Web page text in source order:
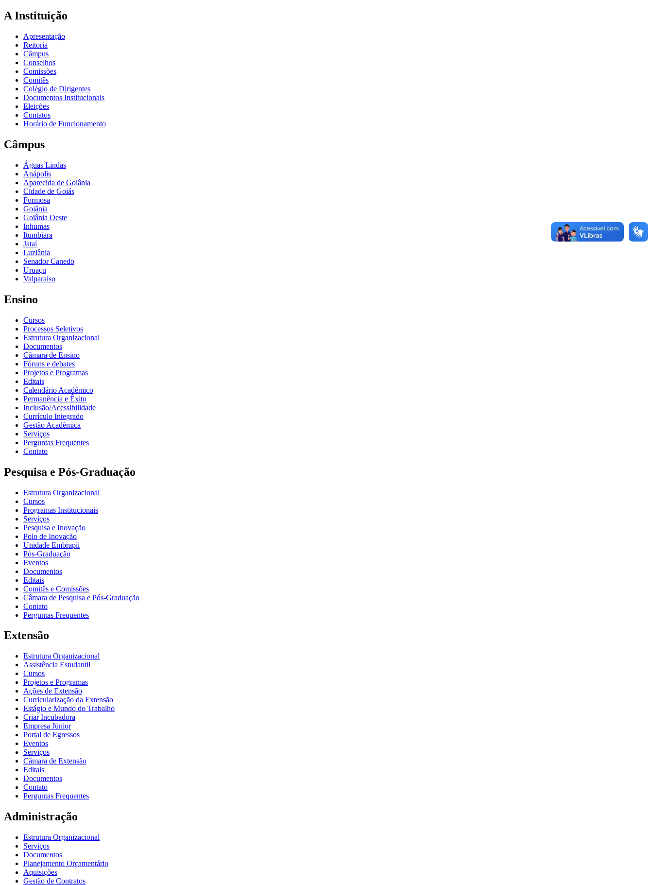
A Instituição
Apresentação
Reitoria
Câmpus
Conselhos
Comissões
Comitês
Colégio de Dirigentes
Documentos Institucionais
Eleições
Contatos
Horário de Funcionamento
Câmpus
Águas Lindas
Anápolis
Aparecida de Goiânia
Cidade de Goiás
Formosa
Goiânia
Goiânia Oeste
Inhumas
Itumbiara
Jataí
Luziânia
Senador Canedo
Uruaçu
Valparaíso
Ensino
Cursos
Processos Seletivos
Estrutura Organizacional
Documentos
Câmara de Ensino
Fóruns e debates
Projetos e Programas
Editais
Calendário Acadêmico
Permanência e Êxito
Inclusão/Acessibilidade
Currículo Integrado
Gestão Acadêmica
Serviços
Perguntas Frequentes
Contato
Pesquisa e Pós-Graduação
Estrutura Organizacional
Cursos
Programas Institucionais
Serviços
Pesquisa e Inovação
Polo de Inovação
Unidade Embrapii
Pós-Graduação
Eventos
Documentos
Editais
Comitês e Comissões
Câmara de Pesquisa e Pós-Graduação
Contato
Perguntas Frequentes
Extensão
Estrutura Organizacional
Assistência Estudantil
Cursos
Projetos e Programas
Ações de Extensão
Curricularização da Extensão
Estágio e Mundo do Trabalho
Criar Incubadora
Empresa Júnior
Portal de Egressos
Eventos
Serviços
Câmara de Extensão
Editais
Documentos
Contato
Perguntas Frequentes
Administração
Estrutura Organizacional
Serviços
Documentos
Planejamento Orçamentário
Aquisições
Gestão de Contratos